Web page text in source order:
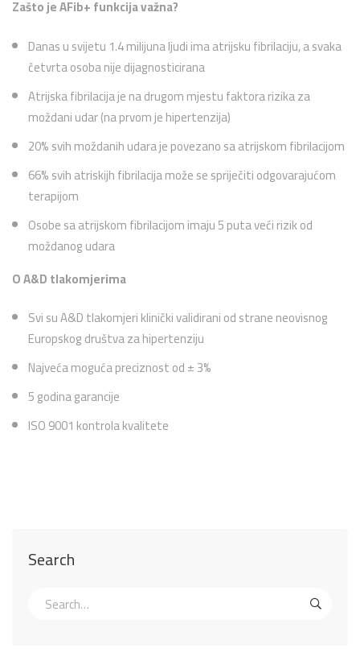
Search
Zašto je AFib+ funkcija važna?
Danas u svijetu 1.4 milijuna ljudi ima atrijsku fibrilaciju, a svaka
četvrta osoba nije dijagnosticirana
Atrijska fibrilacija je na drugom mjestu faktora rizika za
moždani udar (na prvom je hipertenzija)
20% svih moždanih udara je povezano sa atrijskom fibrilacijom
66% svih atriskijh fibrilacija može se spriječiti odgovarajućom
terapijom
Osobe sa atrijskom fibrilacijom imaju 5 puta veći rizik od
moždanog udara
O A&D tlakomjerima
Svi su A&D tlakomjeri klinički validirani od strane neovisnog
Europskog društva za hipertenziju
Najveća moguća preciznost od ± 3%
5 godina garancije
ISO 9001 kontrola kvalitete